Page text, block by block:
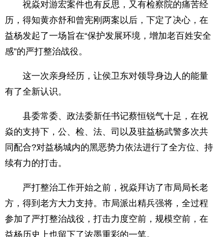
祝焱对游宏案件也有反思，又有检察院的痛苦经
历，得知黄亦舒和曾宪刚两案以后，下定了决心，在
益杨发起了一场旨在“保护发展环境，增加老百姓安全
感”的严打整治战役。
这一次亲身经历，让侯卫东对领导身边人的能量
有了全新认识。
县委常委、政法委新任书记蔡恒锐气十足，在祝
焱的支持下，公、检、法、司以及驻益杨武警多次共
同配合?对益杨城内的黑恶势力依法进行了全方位、持
续有力的打击。
严打整治工作开始之前，祝焱拜访了市局局长老
方，得到老方大力支持。市局派出精兵强将，全过程
参加了严打整治战役，打击力度空前，规模空前，在
益杨历史上也留下了浓墨重彩的一笔。